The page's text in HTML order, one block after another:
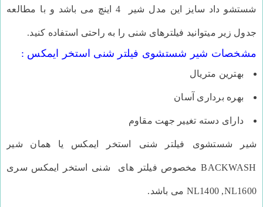
شستشو داد سایز این مدل شیر 4 اینچ می باشد و با مطالعه
جدول زیر میتوانید فیلترهای شنی را به راحتی استفاده کنید.
مشخصات شیر شستشوی فیلتر شنی استخر ایمکس :
بهترین متریال
بهره برداری آسان
دارای دسته تغییر جهت مقاوم
شیر شستشوی فیلتر شنی استخر ایمکس یا همان شیر
BACKWASH مخصوص فیلتر های شنی استخر ایمکس سری
NL1400 ,NL1600 می باشد.